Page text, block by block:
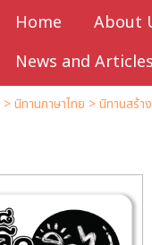
Home About
News and Articles
>นิทานภาษาไทย >นิทานสร้า